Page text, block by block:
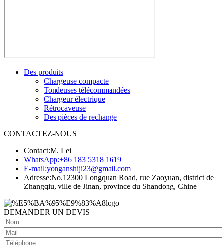
Des produits
Chargeuse compacte
Tondeuses télécommandées
Chargeur électrique
Rétrocaveuse
Des pièces de rechange
CONTACTEZ-NOUS
Contact:M. Lei
WhatsApp:+86 183 5318 1619
E-mail:yonganshiji23@gmail.com
Adresse:No.12300 Longquan Road, rue Zaoyuan, district de
Zhangqiu, ville de Jinan, province du Shandong, Chine
DEMANDER UN DEVIS